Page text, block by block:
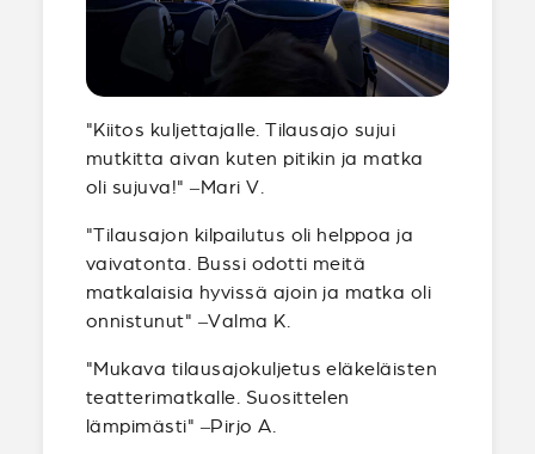
"Kiitos kuljettajalle. Tilausajo sujui
mutkitta aivan kuten pitikin ja matka
oli sujuva!" –Mari V.
"Tilausajon kilpailutus oli helppoa ja
vaivatonta. Bussi odotti meitä
matkalaisia hyvissä ajoin ja matka oli
onnistunut" –Valma K.
"Mukava tilausajokuljetus eläkeläisten
teatterimatkalle. Suosittelen
lämpimästi" –Pirjo A.